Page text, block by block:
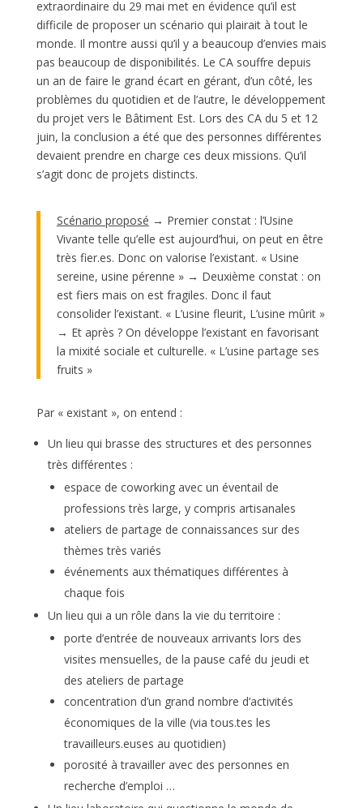
extraordinaire du 29 mai met en évidence qu’il est
difficile de proposer un scénario qui plairait à tout le
monde. Il montre aussi qu’il y a beaucoup d’envies mais
pas beaucoup de disponibilités. Le CA souffre depuis
un an de faire le grand écart en gérant, d’un côté, les
problèmes du quotidien et de l’autre, le développement
du projet vers le Bâtiment Est. Lors des CA du 5 et 12
juin, la conclusion a été que des personnes différentes
devaient prendre en charge ces deux missions. Qu’il
s’agit donc de projets distincts.
Scénario proposé → Premier constat : l’Usine
Vivante telle qu’elle est aujourd’hui, on peut en être
très fier.es. Donc on valorise l’existant. « Usine
sereine, usine pérenne » → Deuxième constat : on
est fiers mais on est fragiles. Donc il faut
consolider l’existant. « L’usine fleurit, L’usine mûrit »
→ Et après ? On développe l’existant en favorisant
la mixité sociale et culturelle. « L’usine partage ses
fruits »
Par « existant », on entend :
Un lieu qui brasse des structures et des personnes
très différentes :
espace de coworking avec un éventail de
professions très large, y compris artisanales
ateliers de partage de connaissances sur des
thèmes très variés
événements aux thématiques différentes à
chaque fois
Un lieu qui a un rôle dans la vie du territoire :
porte d’entrée de nouveaux arrivants lors des
visites mensuelles, de la pause café du jeudi et
des ateliers de partage
concentration d’un grand nombre d’activités
économiques de la ville (via tous.tes les
travailleurs.euses au quotidien)
porosité à travailler avec des personnes en
recherche d’emploi …